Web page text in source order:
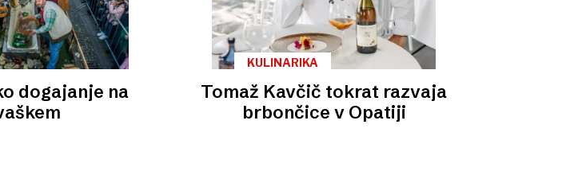
dogajanje na
KULINARIKA
Tomaž Kavčič tokrat razvaja
brbončice v Opatiji